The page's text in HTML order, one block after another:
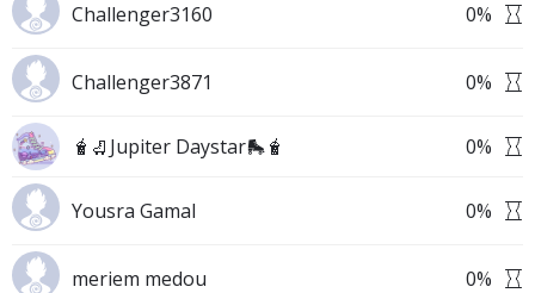
Challenger3160 0%
Challenger3871 0%
🧋🛼Jupiter Daystar🛼🧋 0%
Yousra Gamal 0%
meriem medou 0%